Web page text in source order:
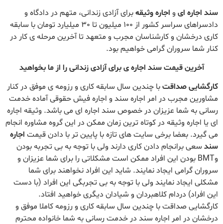
سند اجاره ای و اجاره وثیقهبرای آزادی زندانی، متهم در دادگاه و
دادسراهای سراسر کشور از 100 میلیون تا 30 میلیارد تومان با سابقه
کاری درخشان و کارشناسان مجرب و متعهد تا آخرین مرحله ی کار در
کنار شما سروران گرامی خواهیم بود.
آخرین قیمت سند اجاره ی برای آزادی زندانی را از ما بخواهید
کارگشایی صداقتبا چندین سال سابقه کاری و رزومه ی موفق در کنار
مشاورین مجرب در امر اجاره سند و اجاره فیش حقوقی آماده خدمت
رسانی به شما عزیزان در خصوص سند اجاره ای می باشد. وثیقه اجاره
ای یا اجاره وثیقه در کوتاه ترین زمان ممکن در این گروه مشاوره انجام
می گیرد. بعضا برخی سایت های تازه با پایین تر با دادن قیمت اجاره
سند سعی برانجام دادن کاری دارند ولی با توجه به بی تجربه بودن
وBMT بودن این افراد ممکن است مشکلاتی را برای شما عزیزان و
سروران گرامی ایجاد نمایند. شاید این افراد نخواهند برای شما
مشکلی ایجاد نمایند ولی با توجه به بی تجربگی این افراد (با دست
این افراد) دردام کلاهبردان و شیادان دیگری خواهید افتاد.
کارگشایی صداقت با چندین سال سابقه کاری و رزومه کاملا موفق و
درخشان در امر اجاره سند در خدمت رسانی به شما خانواده محترم